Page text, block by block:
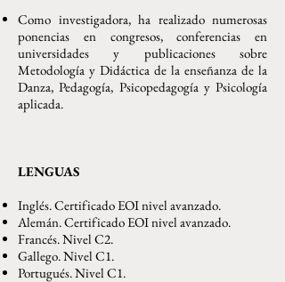
Como investigadora, ha realizado numerosas
ponencias en congresos, conferencias en
universidades y publicaciones sobre
Metodología y Didáctica de la enseñanza de la
Danza, Pedagogía, Psicopedagogía y Psicología
aplicada.
LENGUAS
Inglés. Certificado EOI nivel avanzado.
Alemán. Certificado EOI nivel avanzado.
Francés. Nivel C2.
Gallego. Nivel C1.
Portugués. Nivel C1.